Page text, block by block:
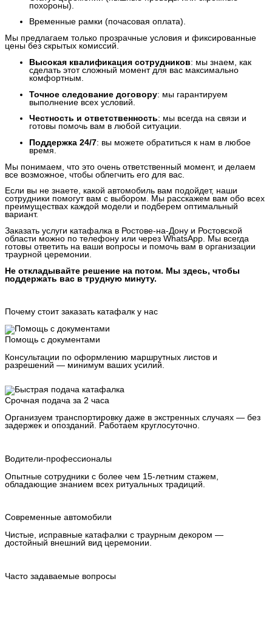
похороны).
Временные рамки (почасовая оплата).
Мы предлагаем только прозрачные условия и фиксированные
цены без скрытых комиссий.
Высокая квалификация сотрудников: мы знаем, как
сделать этот сложный момент для вас максимально
комфортным.
Точное следование договору: мы гарантируем
выполнение всех условий.
Честность и ответственность: мы всегда на связи и
готовы помочь вам в любой ситуации.
Поддержка 24/7: вы можете обратиться к нам в любое
время.
Мы понимаем, что это очень ответственный момент, и делаем
все возможное, чтобы облегчить его для вас.
Если вы не знаете, какой автомобиль вам подойдет, наши
сотрудники помогут вам с выбором. Мы расскажем вам обо всех
преимуществах каждой модели и подберем оптимальный
вариант.
Заказать услуги катафалка в Ростове-на-Дону и Ростовской
области можно по телефону или через WhatsApp. Мы всегда
готовы ответить на ваши вопросы и помочь вам в организации
траурной церемонии.
Не откладывайте решение на потом. Мы здесь, чтобы
поддержать вас в трудную минуту.
Почему стоит заказать катафалк у нас
Помощь с документами
Консультации по оформлению маршрутных листов и
разрешений — минимум ваших усилий.
Срочная подача за 2 часа
Организуем транспортировку даже в экстренных случаях — без
задержек и опозданий. Работаем круглосуточно.
Водители-профессионалы
Опытные сотрудники с более чем 15-летним стажем,
обладающие знанием всех ритуальных традиций.
Современные автомобили
Чистые, исправные катафалки с траурным декором —
достойный внешний вид церемонии.
Часто задаваемые вопросы